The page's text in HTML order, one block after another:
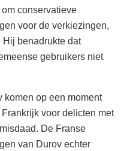
conservatieve
voor de verkiezingen,
benadrukte dat
gebruikers niet
komen op een moment
voor delicten met
De Franse
van Durov echter